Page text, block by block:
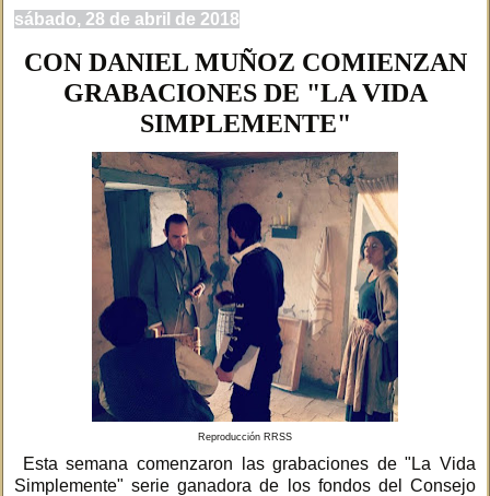
sábado, 28 de abril de 2018
CON DANIEL MUÑOZ COMIENZAN
GRABACIONES DE "LA VIDA
SIMPLEMENTE"
Reproducción RRSS
Esta semana comenzaron las grabaciones de "La Vida
Simplemente" serie ganadora de los fondos del Consejo